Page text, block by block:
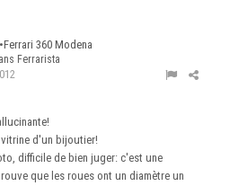
•Ferrari 360 Modena
Ferrarista
d'un bijoutier!
difficile de bien juger: c'est une
que les roues ont un diamètre un